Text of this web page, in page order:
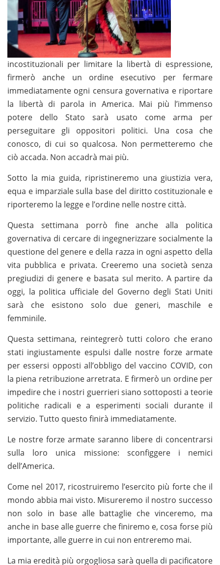
incostituzionali per limitare la libertà di espressione,
firmerò anche un ordine esecutivo per fermare
immediatamente ogni censura governativa e riportare
la libertà di parola in America. Mai più l’immenso
potere dello Stato sarà usato come arma per
perseguitare gli oppositori politici. Una cosa che
conosco, di cui so qualcosa. Non permetteremo che
ciò accada. Non accadrà mai più.
Sotto la mia guida, ripristineremo una giustizia vera,
equa e imparziale sulla base del diritto costituzionale e
riporteremo la legge e l’ordine nelle nostre città.
Questa settimana porrò fine anche alla politica
governativa di cercare di ingegnerizzare socialmente la
questione del genere e della razza in ogni aspetto della
vita pubblica e privata. Creeremo una società senza
pregiudizi di genere e basata sul merito. A partire da
oggi, la politica ufficiale del Governo degli Stati Uniti
sarà che esistono solo due generi, maschile e
femminile.
Questa settimana, reintegrerò tutti coloro che erano
stati ingiustamente espulsi dalle nostre forze armate
per essersi opposti all’obbligo del vaccino COVID, con
la piena retribuzione arretrata. E firmerò un ordine per
impedire che i nostri guerrieri siano sottoposti a teorie
politiche radicali e a esperimenti sociali durante il
servizio. Tutto questo finirà immediatamente.
Le nostre forze armate saranno libere di concentrarsi
sulla loro unica missione: sconfiggere i nemici
dell’America.
Come nel 2017, ricostruiremo l’esercito più forte che il
mondo abbia mai visto. Misureremo il nostro successo
non solo in base alle battaglie che vinceremo, ma
anche in base alle guerre che finiremo e, cosa forse più
importante, alle guerre in cui non entreremo mai.
La mia eredità più orgogliosa sarà quella di pacificatore